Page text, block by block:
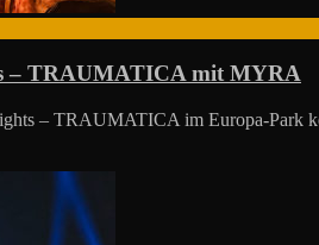
– TRAUMATICA mit MYRA
– TRAUMATICA im Europa-Park